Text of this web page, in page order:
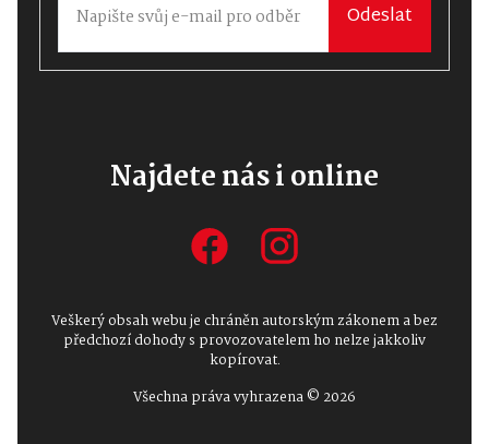
Odeslat
Najdete nás i online
Veškerý obsah webu je chráněn autorským zákonem a bez
předchozí dohody s provozovatelem ho nelze jakkoliv
kopírovat.
Všechna práva vyhrazena © 2026